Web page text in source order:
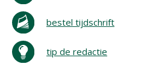
bestel tijdschrift
tip de redactie